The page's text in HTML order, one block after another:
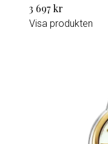
3 697 kr
Visa produkten